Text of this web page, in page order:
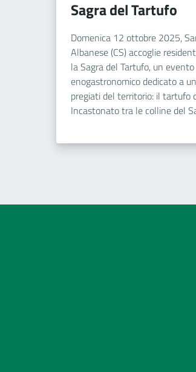
Sagra del Tartufo
Domenica 12 ottobre 2025,
Albanese (CS) accoglie
la Sagra del Tartufo, un evento
enogastronomico dedicato a
pregiati del territorio: il tartufo
Incastonato tra le colline del